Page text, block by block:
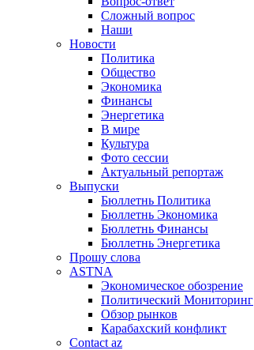
Сложный вопрос
Наши
Новости
Политика
Общество
Экономика
Финансы
Энергетика
В мире
Культура
Фото сессии
Актуальный репортаж
Выпуски
Бюллетнь Политика
Бюллетнь Экономика
Бюллетнь Финансы
Бюллетнь Энергетика
Прошу слова
ASTNA
Экономическое обозрение
Политический Мониторинг
Обзор рынков
Карабахский конфликт
Contact az